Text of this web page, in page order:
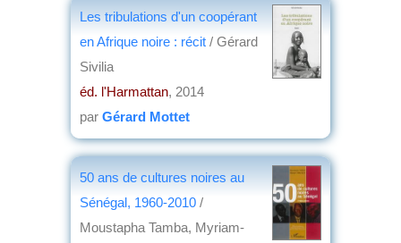
Les tribulations d'un coopérant
en Afrique noire : récit / Gérard
Sivilia
éd. l'Harmattan, 2014
par Gérard Mottet
50 ans de cultures noires au
Sénégal, 1960-2010 /
Moustapha Tamba, Myriam-